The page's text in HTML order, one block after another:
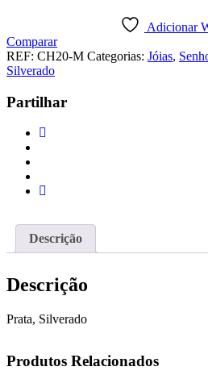
925%
SILVERADO
20
CM
Adicionar
Comparar
REF: CH20-M Categorias: Jóias,
Silverado
Partilhar
Descrição
Descrição
Prata, Silverado
Produtos Relacionados